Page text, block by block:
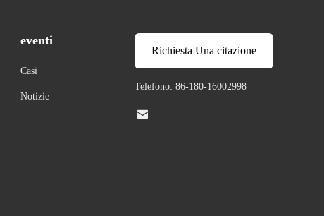
eventi
Casi
Notizie
Richiesta Una citazione
Telefono: 86-180-16002998
